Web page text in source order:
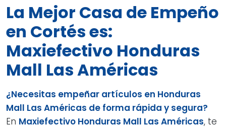
La Mejor Casa de Empeño
en Cortés es:
Maxiefectivo Honduras
Mall Las Américas
¿Necesitas empeñar artículos en Honduras
Mall Las Américas de forma rápida y segura?
En Maxiefectivo Honduras Mall Las Américas, te